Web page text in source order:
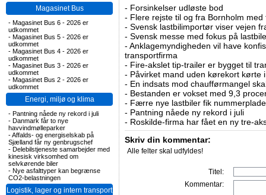
Magasinet Bus
- Magasinet Bus 6 - 2026 er
udkommet
- Magasinet Bus 5 - 2026 er
udkommet
- Magasinet Bus 4 - 2026 er
udkommet
- Magasinet Bus 3 - 2026 er
udkommet
- Magasinet Bus 2 - 2026 er
udkommet
Energi, miljø og klima
- Pantning nåede ny rekord i juli
- Danmark får to nye
havvindmølleparker
-Affalds- og energiselskab på
Sjælland får ny genbrugschef
- Delebilstjeneste samarbejder med
kinesisk virksomhed om
selvkørende biler
- Nye asfalttyper kan begrænse
CO2-belastningen
Logistik, lager og intern transport
- Forsinkelser udløste bod
- Flere rejste til og fra Bornholm
- Svensk lastbilimportør viser vejen
- Svensk messe med fokus på
- Anklagemyndigheden vil have
transportfirma
- Fire-akslet tip-trailer er bygget til
- Påvirket mand uden kørekort kørte
- En indsats mod chaufførmangel
- Bestanden er vokset med 9,3
- Færre nye lastbiler fik
- Pantning nåede ny rekord i juli
- Roskilde-firma har fået en ny tre-
Skriv din kommentar:
Alle felter skal udfyldes!
Titel:
Kommentar: